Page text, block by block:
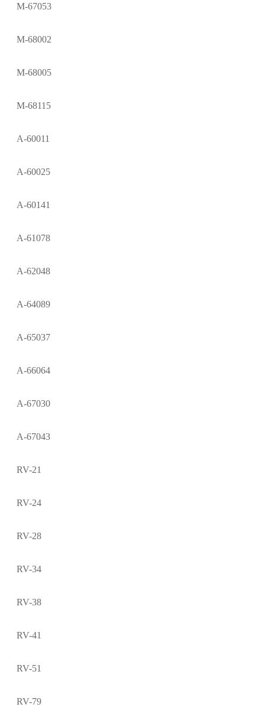
M-67053
M-68002
M-68005
M-68115
A-60011
A-60025
A-60141
A-61078
A-62048
A-64089
A-65037
A-66064
A-67030
A-67043
RV-21
RV-24
RV-28
RV-34
RV-38
RV-41
RV-51
RV-79